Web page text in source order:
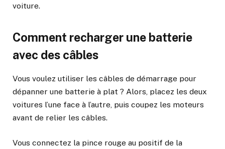
voiture.
Comment recharger une batterie
avec des câbles
Vous voulez utiliser les câbles de démarrage pour
dépanner une batterie à plat ? Alors, placez les deux
voitures l’une face à l’autre, puis coupez les moteurs
avant de relier les câbles.
Vous connectez la pince rouge au positif de la